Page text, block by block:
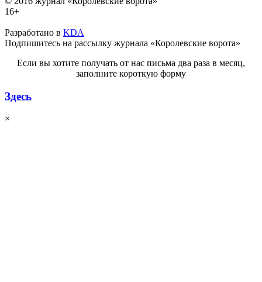
16+
Разработано в KDA
Подпишитесь на рассылку журнала «Королевские ворота»
Если вы хотите получать от нас письма два раза в месяц,
заполните короткую форму
Здесь
×